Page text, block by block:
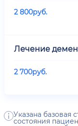
2 800руб.
Лечение
2 700руб.
Указана базовая
состояния